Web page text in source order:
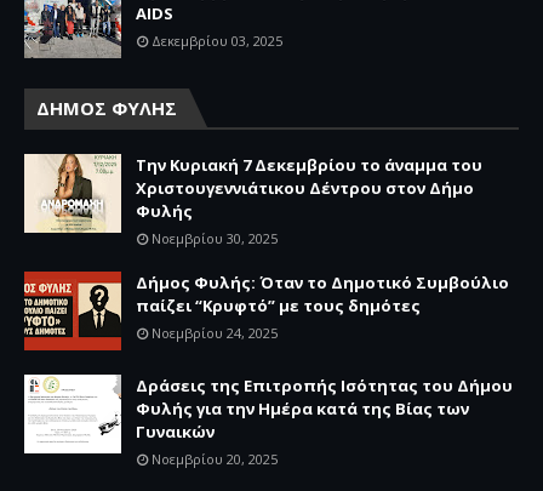
AIDS
Δεκεμβρίου 03, 2025
ΔΗΜΟΣ ΦΥΛΗΣ
Την Κυριακή 7 Δεκεμβρίου το άναμμα του
Χριστουγεννιάτικου Δέντρου στον Δήμο
Φυλής
Νοεμβρίου 30, 2025
Δήμος Φυλής: Όταν το Δημοτικό Συμβούλιο
παίζει “Κρυφτό” με τους δημότες
Νοεμβρίου 24, 2025
Δράσεις της Επιτροπής Ισότητας του Δήμου
Φυλής για την Ημέρα κατά της Βίας των
Γυναικών
Νοεμβρίου 20, 2025